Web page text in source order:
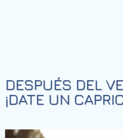
DESPUÉS DEL
¡DATE UN